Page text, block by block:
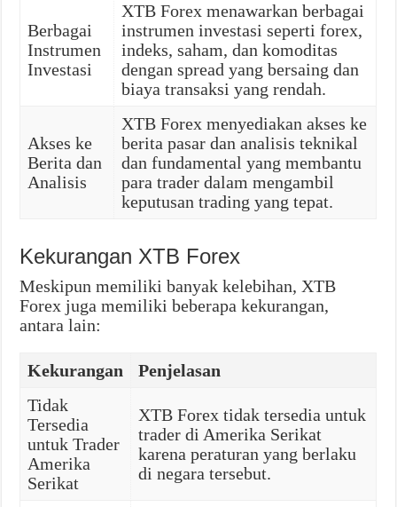
Berbagai
Instrumen
Investasi
XTB Forex menawarkan berbagai
instrumen investasi seperti forex,
indeks, saham, dan komoditas
dengan spread yang bersaing dan
biaya transaksi yang rendah.
Akses ke
Berita dan
Analisis
XTB Forex menyediakan akses ke
berita pasar dan analisis teknikal
dan fundamental yang membantu
para trader dalam mengambil
keputusan trading yang tepat.
Kekurangan XTB Forex
Meskipun memiliki banyak kelebihan, XTB
Forex juga memiliki beberapa kekurangan,
antara lain:
Kekurangan
Penjelasan
Tidak
Tersedia
untuk Trader
Amerika
Serikat
XTB Forex tidak tersedia untuk
trader di Amerika Serikat
karena peraturan yang berlaku
di negara tersebut.